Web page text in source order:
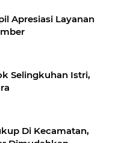
Apresiasi Layanan
Selingkuhan Istri,
Di Kecamatan,